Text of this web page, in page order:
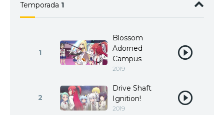
Temporada 1
1
Blossom
Adorned
Campus
2019
2
Drive Shaft
Ignition!
2019